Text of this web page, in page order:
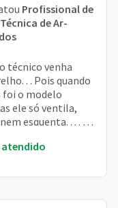
Profissional de
de Ar-
técnico venha
. . Pois quando
o modelo
ele só ventila,
esquenta. . . . E
atendido